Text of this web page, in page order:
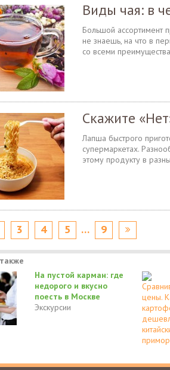
Виды чая: в
Большой ассортимент
не знаешь, на что в
со всеми
Скажите
Лапша быстрого
супермаркетах.
этому продукту в
3 4 5 … 9
На пустой карман: где
недорого и вкусно
поесть в Москве
Экскурсии